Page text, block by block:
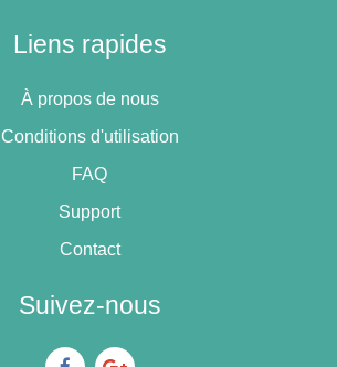
Liens rapides
À propos de nous
Conditions d'utilisation
FAQ
Support
Contact
Suivez-nous